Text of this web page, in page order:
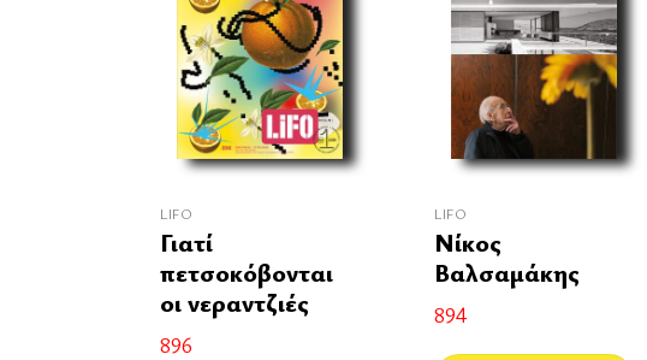
LIFO
Γιατί
πετσοκόβονται
οι νεραντζιές
896
LIFO
Νίκος
Βαλσαμάκης
894